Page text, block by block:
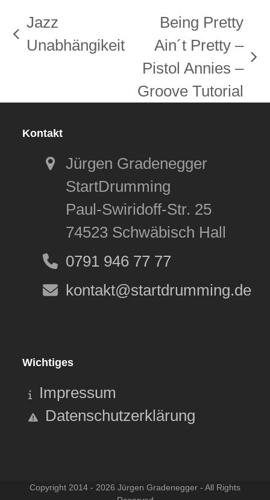
vorheriger
Jazz
Unabhängikeit
Nächster
Beitrag:
Being Pretty
Ain´t Pretty –
Pistol Annies –
Groove Tutorial
Kontakt
Jürgen Gradenegger
StartDrumming
Paul-Swiridoff-Str. 25
74523 Schwäbisch Hall
0791 946 77 77
kontakt@startdrumming.de
Wichtiges
Impressum
Datenschutzerklärung
Copyright 2014 - 2026 Jürgen Gradenegger - All Rights